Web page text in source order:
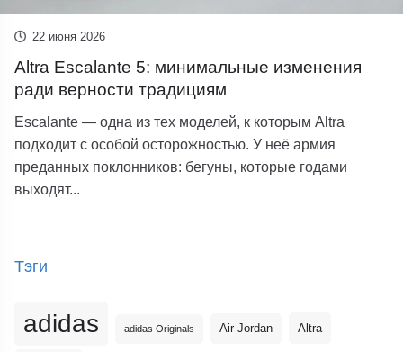
22 июня 2026
Altra Escalante 5: минимальные изменения
ради верности традициям
Escalante — одна из тех моделей, к которым Altra
подходит с особой осторожностью. У неё армия
преданных поклонников: бегуны, которые годами
выходят...
Тэги
adidas adidas Originals Air Jordan Altra